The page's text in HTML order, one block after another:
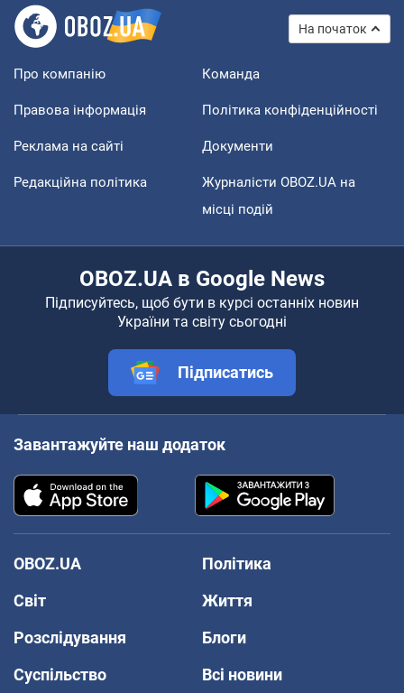
На початок
Про компанію Команда
Правова інформація Політика конфіденційності
Реклама на сайті Документи
Редакційна політика
Журналісти OBOZ.UA на
місці подій
OBOZ.UA в Google News
Підписуйтесь, щоб бути в курсі останніх новин
України та світу сьогодні
Підписатись
Завантажуйте наш додаток
OBOZ.UA
Політика
Світ
Життя
Розслідування
Блоги
Суспільство
Всі новини